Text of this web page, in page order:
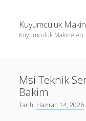
Kuyumculuk
Kuyumculuk Makineleri
Liste
Sayfa Listesi
Bedava Instagram
Msi Teknik
Bakim
Tarih: Haziran 14, 2026